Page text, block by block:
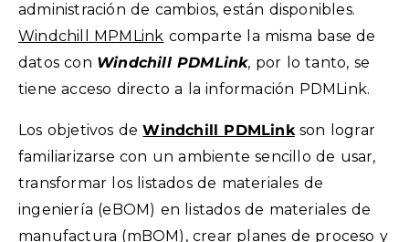
administración de cambios, están disponibles.
Windchill MPMLink comparte la misma base de
datos con Windchill PDMLink, por lo tanto, se
tiene acceso directo a la información PDMLink.
Los objetivos deWindchill PDMLinkson lograr
familiarizarse con un ambiente sencillo de usar,
transformar los listados de materiales de
ingeniería (eBOM) en listados de materiales de
manufactura (mBOM), crear planes de proceso y